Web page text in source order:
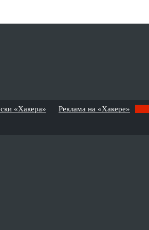
«Хакера» Реклама на «Хакере»